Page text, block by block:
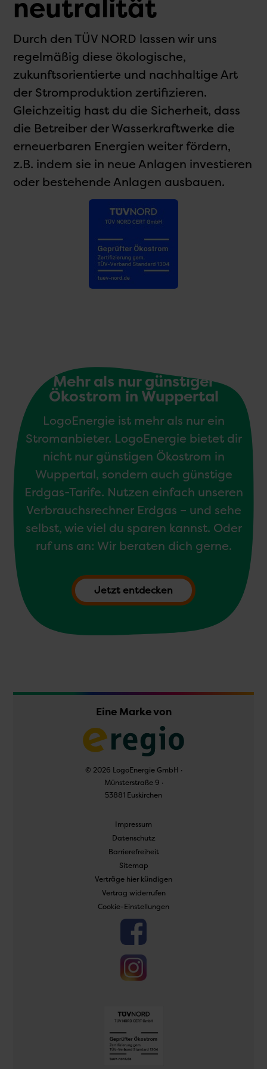
neutralität
Durch den TÜV NORD lassen wir uns
regelmäßig diese ökologische,
zukunftsorientierte und nachhaltige Art
der Stromproduktion zertifizieren.
Gleichzeitig hast du die Sicherheit, dass
die Betreiber der Wasserkraftwerke die
erneuerbaren Energien weiter fördern,
z.B. indem sie in neue Anlagen investieren
oder bestehende Anlagen ausbauen.
Mehr als nur günstiger
Ökostrom in Wuppertal
LogoEnergie ist mehr als nur ein
Stromanbieter. LogoEnergie bietet dir
nicht nur günstigen Ökostrom in
Wuppertal, sondern auch günstige
Erdgas-Tarife. Nutzen einfach unseren
Verbrauchsrechner Erdgas – und sehe
selbst, wie viel du sparen kannst. Oder
ruf uns an: Wir beraten dich gerne.
Jetzt entdecken
Eine Marke von
© 2026 LogoEnergie GmbH ·
Münsterstraße 9 ·
53881 Euskirchen
Navigation
Impressum
Datenschutz
Barrierefreiheit
Sitemap
Verträge hier kündigen
Vertrag widerrufen
Cookie-Einstellungen